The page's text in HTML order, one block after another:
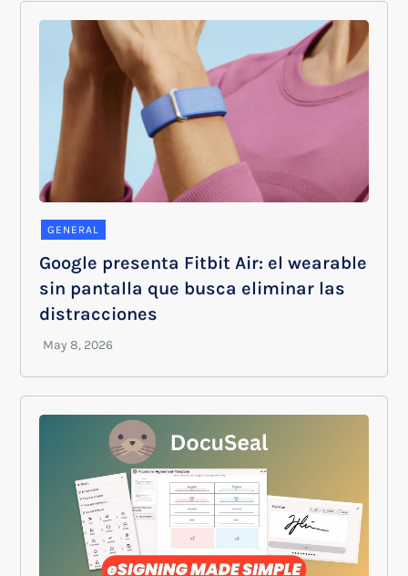
GENERAL
Google presenta Fitbit Air: el wearable
sin pantalla que busca eliminar las
distracciones